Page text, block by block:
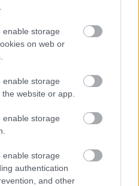
enable storage
on web or
enable storage
website or app.
enable storage
enable storage
authentication
and other
klo 16 asti)
yrityksellesi